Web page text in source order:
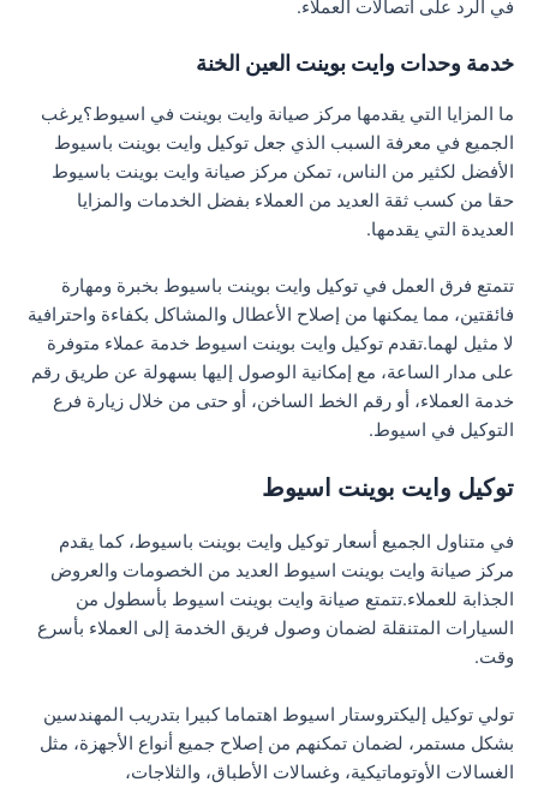
في الرد على اتصالات العملاء.
خدمة وحدات وايت بوينت العين الخنة
ما المزايا التي يقدمها مركز صيانة وايت بوينت في اسيوط؟يرغب
الجميع في معرفة السبب الذي جعل توكيل وايت بوينت باسيوط
الأفضل لكثير من الناس، تمكن مركز صيانة وايت بوينت باسيوط
حقا من كسب ثقة العديد من العملاء بفضل الخدمات والمزايا
العديدة التي يقدمها.
تتمتع فرق العمل في توكيل وايت بوينت باسيوط بخبرة ومهارة
فائقتين، مما يمكنها من إصلاح الأعطال والمشاكل بكفاءة واحترافية
لا مثيل لهما.تقدم توكيل وايت بوينت اسيوط خدمة عملاء متوفرة
على مدار الساعة، مع إمكانية الوصول إليها بسهولة عن طريق رقم
خدمة العملاء، أو رقم الخط الساخن، أو حتى من خلال زيارة فرع
التوكيل في اسيوط.
توكيل وايت بوينت اسيوط
في متناول الجميع أسعار توكيل وايت بوينت باسيوط، كما يقدم
مركز صيانة وايت بوينت اسيوط العديد من الخصومات والعروض
الجذابة للعملاء.تتمتع صيانة وايت بوينت اسيوط بأسطول من
السيارات المتنقلة لضمان وصول فريق الخدمة إلى العملاء بأسرع
وقت.
تولي توكيل إليكتروستار اسيوط اهتماما كبيرا بتدريب المهندسين
بشكل مستمر، لضمان تمكنهم من إصلاح جميع أنواع الأجهزة، مثل
الغسالات الأوتوماتيكية، وغسالات الأطباق، والثلاجات،